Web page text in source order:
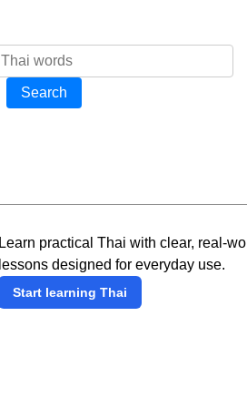
Search
Learn practical Thai with clear, real-
lessons designed for everyday use.
Start learning Thai